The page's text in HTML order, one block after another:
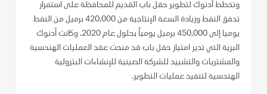
وتخطط أدنوك لتطوير حقل باب القديم للمحافظة على استمرار
تدفق النفط وزيادة السعة الإنتاجية من 420,000 برميل من النفط
يوميا إلى 450,000 برميل يومياً بحلول عام 2020. وكانت أدنوك
البرية التي تدير امتياز حقل باب قد منحت عقد العمليات الهندسية
والمشتريات والتشييد للشركة الصينية للإنشاءات البترولية
الهندسية لتنفيذ عمليات التطوير.